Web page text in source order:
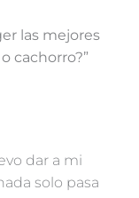
las mejores
cachorro?”
dar a mi
solo pasa